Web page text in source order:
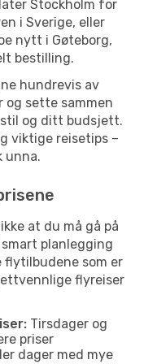
Stockholm for
i Sverige, eller
nytt i Gøteborg,
bestilling.
hundrevis av
og sette sammen
og ditt budsjett.
viktige reisetips –
unna.
at du må gå på
planlegging
flytilbudene som er
flyreiser
Tirsdager og
priser
dager med mye